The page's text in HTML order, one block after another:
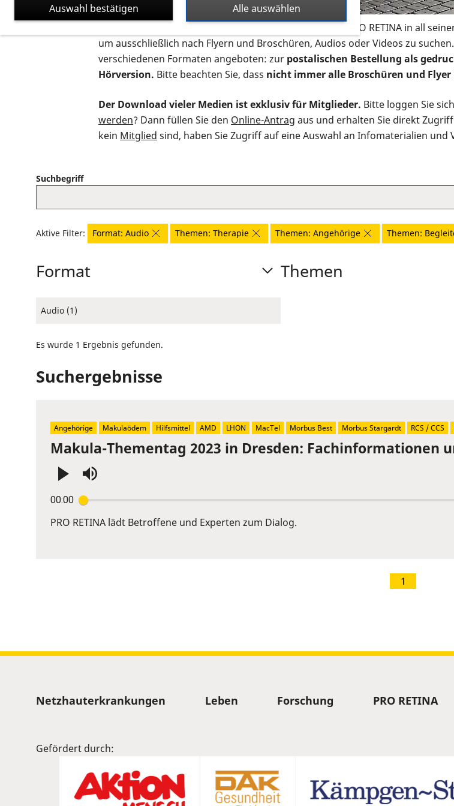
Auf dieser Seite finden Sie sämtliches Infomaterial der PRO RETINA in all
um ausschließlich nach Flyern und Broschüren, Audios oder Videos zu
verschiedenen Formaten angeboten: zur postalischen Bestellung als
Hörversion. Bitte beachten Sie, dass nicht immer alle Broschüren und
Der Download vieler Medien ist exklusiv für Mitglieder. Bitte loggen Sie
werden? Dann füllen Sie den Online-Antrag aus und erhalten Sie direkt
kein Mitglied sind, haben Sie Zugriff auf eine Auswahl an Infomaterialien und
Suchbegriff
Aktive Filter: Format: Audio Themen: Therapie Themen: Angehörige Themen:
Format
Audio (1)
Themen
Es wurde 1 Ergebnis gefunden.
Suchergebnisse
Makula-Thementag 2023 in Dresden: Fachinformationen
00:00
Enter
or
PRO RETINA lädt Betroffene und Experten zum Dialog.
Angehörige Makulaödem Hilfsmittel AMD LHON MacTel Morbus Best Morbus Stargardt RCS / CCS
1
Sitemap
Netzhauterkrankungen Leben Forschung PRO RETINA
Gefördert durch:
Alle auswählen
Auswahl bestätigen